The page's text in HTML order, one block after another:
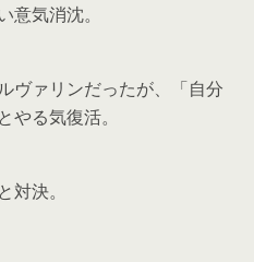
気消沈。
ヴァリンだったが、「自分
やる気復活。
決。